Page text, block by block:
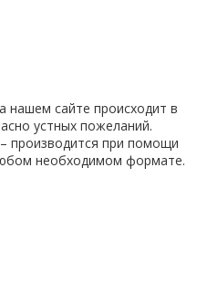
нашем сайте происходит в
устных пожеланий.
производится при помощи
необходимом формате.